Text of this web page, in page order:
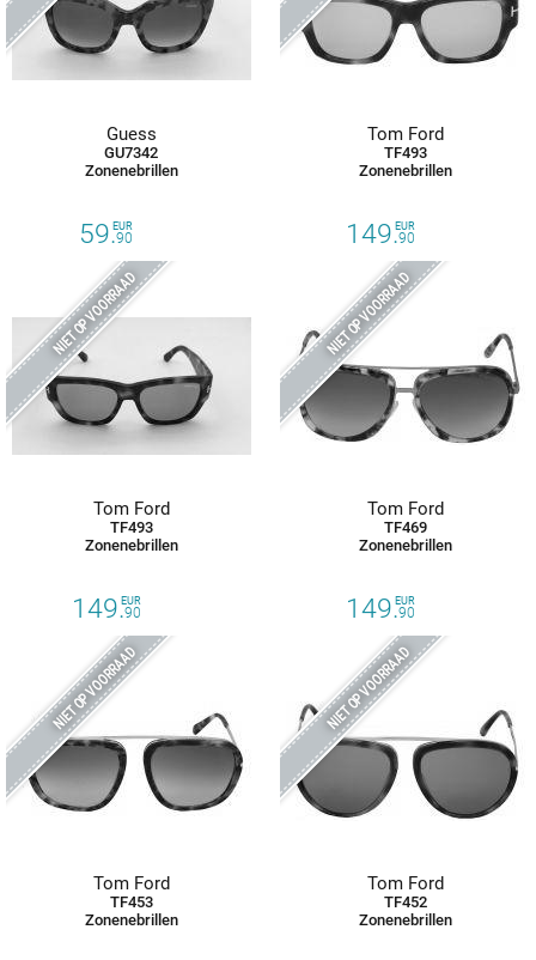
Guess
GU7342
Zonenebrillen
59.90
EUR
Tom Ford
TF493
Zonenebrillen
149.90
EUR
NIET OP VOORRAAD
Tom Ford
TF493
Zonenebrillen
149.90
EUR
NIET OP VOORRAAD
Tom Ford
TF469
Zonenebrillen
149.90
EUR
NIET OP VOORRAAD
Tom Ford
TF453
Zonenebrillen
NIET OP VOORRAAD
Tom Ford
TF452
Zonenebrillen